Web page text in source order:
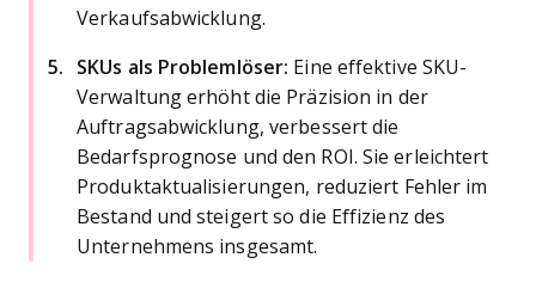
Verkaufsabwicklung.
SKUs als Problemlöser: Eine effektive SKU-
Verwaltung erhöht die Präzision in der
Auftragsabwicklung, verbessert die
Bedarfsprognose und den ROI. Sie erleichtert
Produktaktualisierungen, reduziert Fehler im
Bestand und steigert so die Effizienz des
Unternehmens insgesamt.